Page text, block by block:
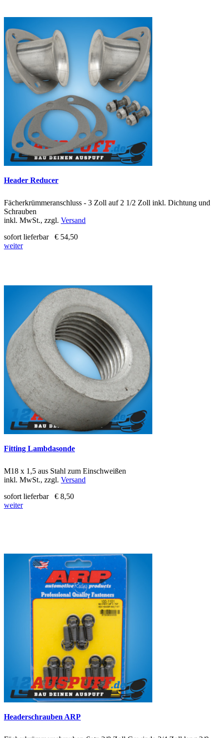
Header Reducer
Fächerkrümmeranschluss - 3 Zoll auf 2 1/2 Zoll inkl. Dichtung und
Schrauben
inkl. MwSt., zzgl. Versand
sofort lieferbar
€ 54,50
weiter
Fitting Lambdasonde
M18 x 1,5 aus Stahl zum Einschweißen
inkl. MwSt., zzgl. Versand
sofort lieferbar
€ 8,50
weiter
Headerschrauben ARP